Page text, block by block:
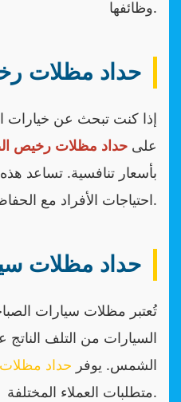
وظائفها.
حداد مظلات
إذا كنت تبحث عن خيارات
على حداد مظلات رخيص
بأسعار تنافسية. تساعد
احتياجات الأفراد مع الحفاظ على الجودة.
حداد مظلات
تُعتبر مظلات سيارات
السيارات من التلف
الشمس. يوفر حداد مظلات
متطلبات العملاء المختلفة.